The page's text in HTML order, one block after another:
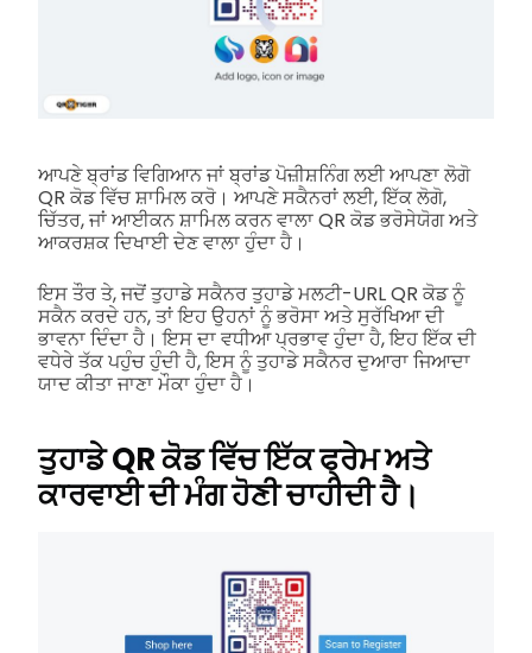
ਆਪਣੇ ਬ੍ਰਾਂਡ ਵਿਗਿਆਨ ਜਾਂ ਬ੍ਰਾਂਡ ਪੋਜ਼ੀਸ਼ਨਿੰਗ ਲਈ ਆਪਣਾ ਲੋਗੋ
QR ਕੋਡ ਵਿੱਚ ਸ਼ਾਮਿਲ ਕਰੋ। ਆਪਣੇ ਸਕੈਨਰਾਂ ਲਈ, ਇੱਕ ਲੋਗੋ,
ਚਿੱਤਰ, ਜਾਂ ਆਈਕਨ ਸ਼ਾਮਿਲ ਕਰਨ ਵਾਲਾ QR ਕੋਡ ਭਰੋਸੇਯੋਗ ਅਤੇ
ਆਕਰਸ਼ਕ ਦਿਖਾਈ ਦੇਣ ਵਾਲਾ ਹੁੰਦਾ ਹੈ।
ਇਸ ਤੌਰ ਤੇ, ਜਦੋਂ ਤੁਹਾਡੇ ਸਕੈਨਰ ਤੁਹਾਡੇ ਮਲਟੀ-URL QR ਕੋਡ ਨੂੰ
ਸਕੈਨ ਕਰਦੇ ਹਨ, ਤਾਂ ਇਹ ਉਹਨਾਂ ਨੂੰ ਭਰੋਸਾ ਅਤੇ ਸੁਰੱਖਿਆ ਦੀ
ਭਾਵਨਾ ਦਿੰਦਾ ਹੈ। ਇਸ ਦਾ ਵਧੀਆ ਪ੍ਰਭਾਵ ਹੁੰਦਾ ਹੈ, ਇਹ ਇੱਕ ਦੀ
ਵਧੇਰੇ ਤੱਕ ਪਹੁੰਚ ਹੁੰਦੀ ਹੈ, ਇਸ ਨੂੰ ਤੁਹਾਡੇ ਸਕੈਨਰ ਦੁਆਰਾ ਜਿਆਦਾ
ਯਾਦ ਕੀਤਾ ਜਾਣਾ ਮੌਕਾ ਹੁੰਦਾ ਹੈ।
ਤੁਹਾਡੇ QR ਕੋਡ ਵਿੱਚ ਇੱਕ ਫ੍ਰੇਮ ਅਤੇ
ਕਾਰਵਾਈ ਦੀ ਮੰਗ ਹੋਣੀ ਚਾਹੀਦੀ ਹੈ।